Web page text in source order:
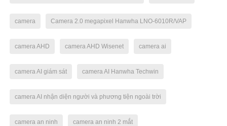
camera Camera 2.0 megapixel Hanwha LNO-6010R/VAP
camera AHD camera AHD Wisenet camera ai
camera AI giám sát camera AI Hanwha Techwin
camera AI nhận diện người và phương tiện ngoài trời
camera an ninh camera an ninh 2 mắt